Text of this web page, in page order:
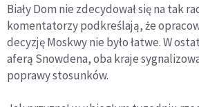
Biały Dom nie zdecydował się na tak
komentatorzy podkreślają, że
decyzję Moskwy nie było łatwe. W
aferą Snowdena, oba kraje
poprawy stosunków.